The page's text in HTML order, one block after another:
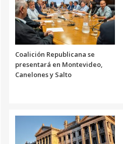
Coalición Republicana se
presentará en Montevideo,
Canelones y Salto